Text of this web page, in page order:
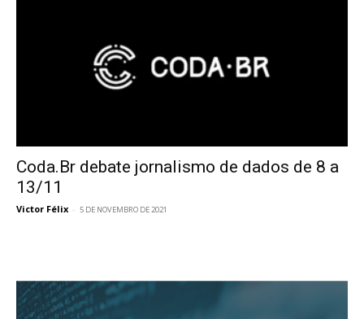
Coda.Br debate jornalismo de dados de 8 a
13/11
Victor Félix - 5 DE NOVEMBRO DE 2021